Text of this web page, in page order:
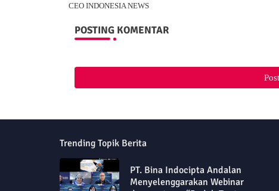
CEO INDONESIA NEWS
POSTING KOMENTAR
Trending Topik Berita
PT. Bina Indocipta Andalan
Menyelenggarakan Webinar